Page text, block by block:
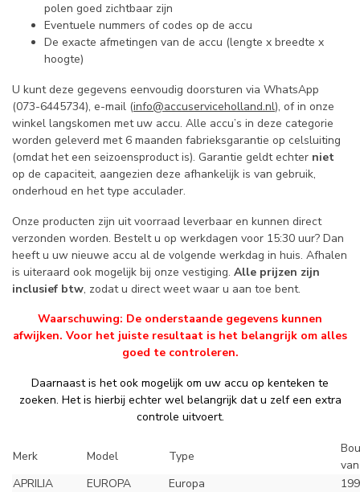
polen goed zichtbaar zijn
Eventuele nummers of codes op de accu
De exacte afmetingen van de accu (lengte x breedte x
hoogte)
U kunt deze gegevens eenvoudig doorsturen via WhatsApp
(073-6445734), e-mail (info@accuserviceholland.nl), of in onze
winkel langskomen met uw accu. Alle accu’s in deze categorie
worden geleverd met 6 maanden fabrieksgarantie op celsluiting
(omdat het een seizoensproduct is). Garantie geldt echter niet
op de capaciteit, aangezien deze afhankelijk is van gebruik,
onderhoud en het type acculader.
Onze producten zijn uit voorraad leverbaar en kunnen direct
verzonden worden. Bestelt u op werkdagen voor 15:30 uur? Dan
heeft u uw nieuwe accu al de volgende werkdag in huis. Afhalen
is uiteraard ook mogelijk bij onze vestiging. Alle prijzen zijn
inclusief btw, zodat u direct weet waar u aan toe bent.
Waarschuwing: De onderstaande gegevens kunnen
afwijken. Voor het juiste resultaat is het belangrijk om alles
goed te controleren.
Daarnaast is het ook mogelijk om uw accu op kenteken te
zoeken. Het is hierbij echter wel belangrijk dat u zelf een extra
controle uitvoert.
Merk Model Type
APRILIA
EUROPA Europa